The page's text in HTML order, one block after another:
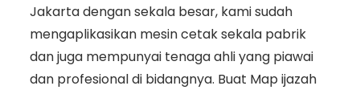
Jakarta dengan sekala besar, kami sudah
mengaplikasikan mesin cetak sekala pabrik
dan juga mempunyai tenaga ahli yang piawai
dan profesional di bidangnya. Buat Map ijazah